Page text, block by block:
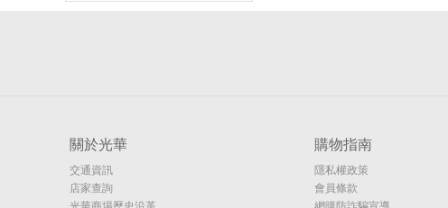
關於光華
交通資訊
店家查詢
購物指南
隱私權政策
會員條款